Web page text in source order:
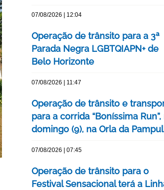
07/08/2026 | 12:04
Operação de trânsito para a 3ª
Parada Negra LGBTQIAPN+ de
Belo Horizonte
07/08/2026 | 11:47
Operação de trânsito e
para a corrida “Boníssima Run”,
domingo (9), na Orla da
07/08/2026 | 07:45
Operação de trânsito para o
Festival Sensacional terá a